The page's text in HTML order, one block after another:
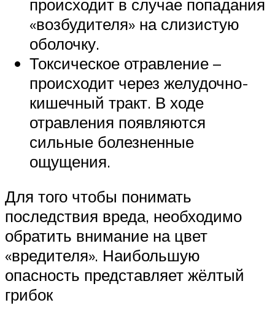
происходит в случае попадания
«возбудителя» на слизистую
оболочку.
Токсическое отравление –
происходит через желудочно-
кишечный тракт. В ходе
отравления появляются
сильные болезненные
ощущения.
Для того чтобы понимать
последствия вреда, необходимо
обратить внимание на цвет
«вредителя». Наибольшую
опасность представляет жёлтый
грибок